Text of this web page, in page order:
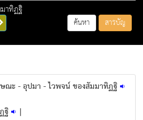
าทิฏฐิ
ค้นหา สารบัญ
ณะ - อุปมา - ไวพจน์ ของสัมมาทิฏฐิ
ฐิ
|